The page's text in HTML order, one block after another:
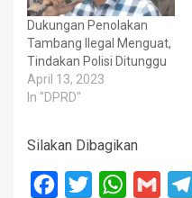
Dukungan Penolakan
Tambang Ilegal Menguat,
Tindakan Polisi Ditunggu
April 13, 2023
In "DPRD"
Silakan Dibagikan
Facebook
Twitter WhatsApp
Gmail